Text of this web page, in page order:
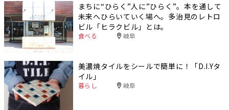
まちに“ひらく”人に”ひらく”。本を通して
未来へひらいていく場へ。多治見のレトロ
ビル「ヒラクビル」とは。
食べる 岐阜
美濃焼タイルをシールで簡単に！「D.I.Yタ
イル」
暮らし 岐阜